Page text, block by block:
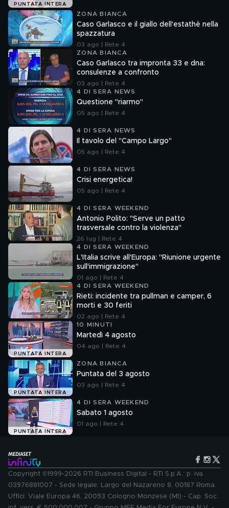
PUNTATA INTERA
ZONA BIANCA
Caso Garlasco e il giallo dell'estathè nella
spazzatura
03 ago | Rete 4
ZONA BIANCA
Caso Garlasco tra impronta 33 e dna:
consulenze a confronto
03 ago | Rete 4
4 DI SERA NEWS
Questione "riarmo"
05 ago | Rete 4
4 DI SERA NEWS
Il tavolo del "Campo Largo"
05 ago | Rete 4
4 DI SERA NEWS
Crisi energetica!
05 ago | Rete 4
4 DI SERA WEEKEND
Antonio Polito: "Serve un patto
trasversale contro la violenza"
26 lug | Rete 4
4 DI SERA WEEKEND
L'Italia scrive all'Europa: "Riunione urgente
sull'immigrazione"
01 ago | Rete 4
4 DI SERA WEEKEND
Rieti: incidente tra pullman e camper, 6
morti e 30 feriti
02 ago | Rete 4
PUNTATA INTERA
10 MINUTI
Martedì 4 agosto
04 ago | Rete 4
PUNTATA INTERA
ZONA BIANCA
Puntata del 3 agosto
03 ago | Rete 4
PUNTATA INTERA
4 DI SERA WEEKEND
Sabato 1 agosto
01 ago | Rete 4
Copyright ©1999-2026 RTI Business Digital - RTI S.p.A.: p. iva
03976881007 - Sede legale: Largo del Nazareno 8, 00187 Roma.
Uffici: Viale Europa 46, 20093 Cologno Monzese (MI) - Cap. Soc.